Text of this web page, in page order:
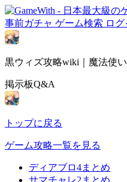
事前ガチャ ゲーム検索 ロ
黒ウィズ攻略wiki｜魔法使
掲示板Q&A
トップに戻る
ゲーム攻略一覧を見る
ディアブロ4まとめ
サマチャレ2まとめ